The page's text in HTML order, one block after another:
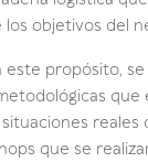
objetivos del
este propósito,
reales
que se